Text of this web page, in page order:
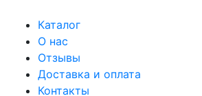
Каталог
О нас
Отзывы
Доставка и оплата
Контакты